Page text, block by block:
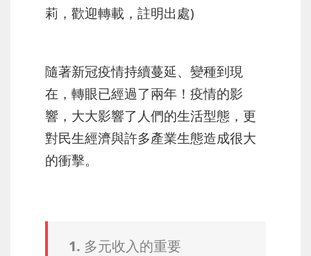
莉，歡迎轉載，註明出處)
隨著新冠疫情持續蔓延、變種到現
在，轉眼已經過了兩年！疫情的影
響，大大影響了人們的生活型態，更
對民生經濟與許多產業生態造成很大
的衝擊。
1. 多元收入的重要